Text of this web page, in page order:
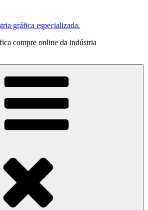
gráfica especializada.
compre online da indústria